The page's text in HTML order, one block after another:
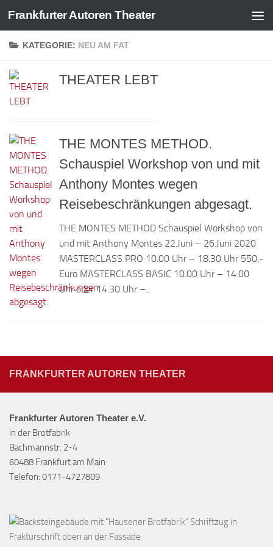
Zum Inhalt springen
Frankfurter Autoren Theater
KATEGORIE: NEU AM FAT
THEATER LEBT
THE MONTES METHOD.
Schauspiel Workshop von und mit
Anthony Montes wegen
Reisebeschränkungen abgesagt.
THE MONTES METHOD Schauspiel Workshop von
und mit Anthony Montes 22.Juni – 26.Juni 2020
MASTERCLASS PRO 10.00 Uhr – 18.30 Uhr 550,-
Euro MASTERCLASS BASIC 10.00 Uhr – 14.00
Uhr oder 14.30 Uhr –...
FRANKFURTER AUTOREN THEATER
Frankfurter Autoren Theater e.V.
in der Brotfabrik
Bachmannstr. 2-4
60488 Frankfurt am Main
Telefon: 0171-4727809